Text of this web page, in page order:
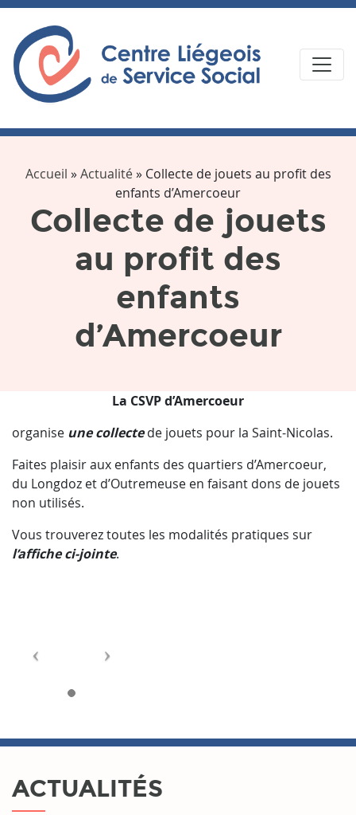
Accueil »Actualité» Collecte de jouets au profit des
enfants d’Amercoeur
Collecte de jouets
au profit des
enfants
d’Amercoeur
La CSVP d’Amercoeur
organise une collectede jouets pour la Saint-Nicolas.
Faites plaisir aux enfants des quartiers d’Amercoeur,
du Longdoz et d’Outremeuse en faisant dons de jouets
non utilisés.
Vous trouverez toutes les modalités pratiques sur
l’affiche ci-jointe.
ACTUALITÉS